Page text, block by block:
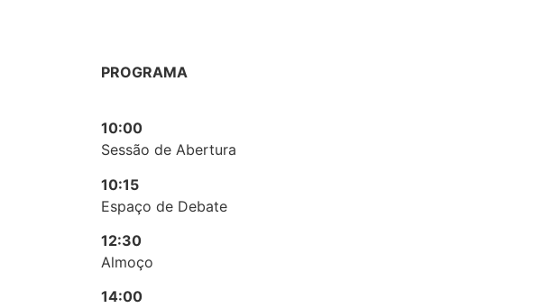
PROGRAMA
10:00
Sessão de Abertura
10:15
Espaço de Debate
12:30
Almoço
14:00